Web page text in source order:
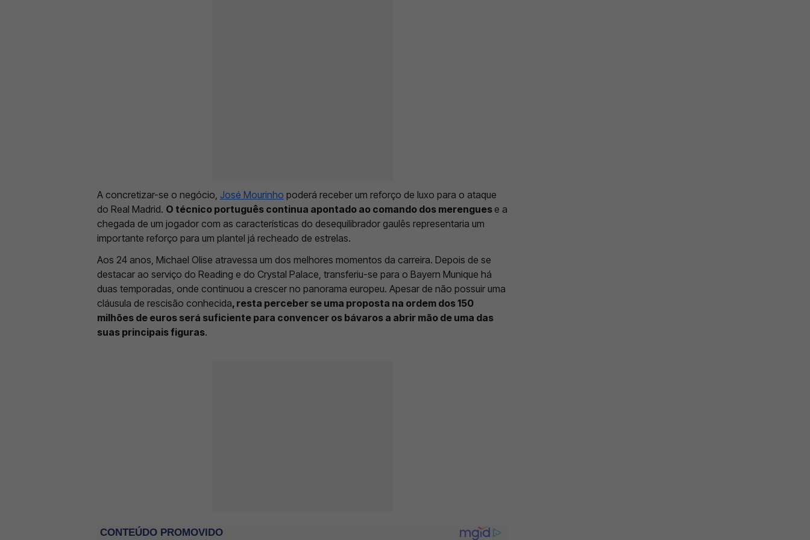
A concretizar-se o negócio, José Mourinho poderá receber um reforço de luxo para o ataque
do Real Madrid. O técnico português continua apontado ao comando dos merengues e a
chegada de um jogador com as características do desequilibrador gaulês representaria um
importante reforço para um plantel já recheado de estrelas.
Aos 24 anos, Michael Olise atravessa um dos melhores momentos da carreira. Depois de se
destacar ao serviço do Reading e do Crystal Palace, transferiu-se para o Bayern Munique há
duas temporadas, onde continuou a crescer no panorama europeu. Apesar de não possuir uma
cláusula de rescisão conhecida, resta perceber se uma proposta na ordem dos 150
milhões de euros será suficiente para convencer os bávaros a abrir mão de uma das
suas principais figuras.